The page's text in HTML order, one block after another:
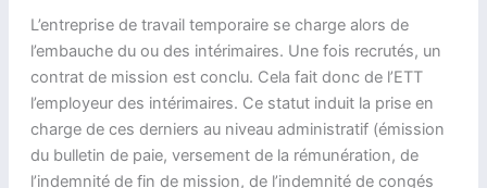
L’entreprise de travail temporaire se charge alors de
l’embauche du ou des intérimaires. Une fois recrutés, un
contrat de mission est conclu. Cela fait donc de l’ETT
l’employeur des intérimaires. Ce statut induit la prise en
charge de ces derniers au niveau administratif (émission
du bulletin de paie, versement de la rémunération, de
l’indemnité de fin de mission, de l’indemnité de congés